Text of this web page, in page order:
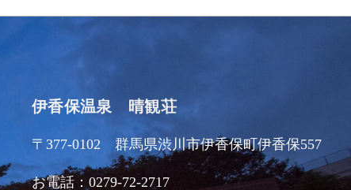
伊香保温泉 晴観荘
〒377-0102 群馬県渋川市伊香保町伊香保557
お電話：0279-72-2717